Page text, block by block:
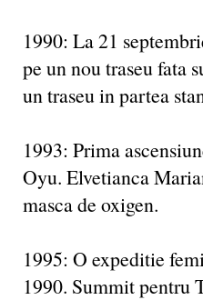
1990: La 21
pe un nou traseu fata
un traseu in partea
1993: Prima
Oyu. Elvetianca
masca de oxigen.
1995: O expeditie
1990. Summit pentru